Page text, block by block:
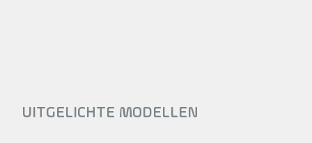
UITGELICHTE MODELLEN